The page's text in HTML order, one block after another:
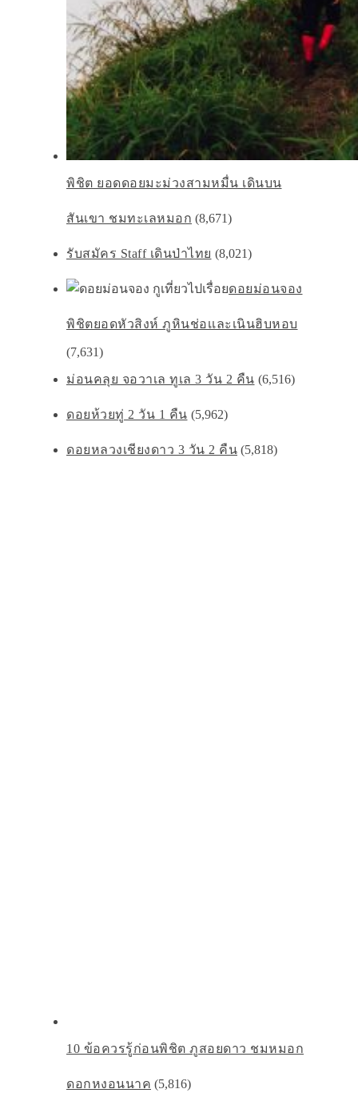
พิชิต ยอดดอยมะม่วงสามหมื่น เดินบน
สันเขา ชมทะเลหมอก (8,671)
รับสมัคร Staff เดินป่าไทย (8,021)
ดอยม่อนจอง
พิชิตยอดหัวสิงห์ ภูหินช่อเเละเนินฮิบหอบ
(7,631)
ม่อนคลุย จอวาเล ทูเล 3 วัน 2 คืน (6,516)
ดอยห้วยทู่ 2 วัน 1 คืน (5,962)
ดอยหลวงเชียงดาว 3 วัน 2 คืน (5,818)
10 ข้อควรรู้ก่อนพิชิต ภูสอยดาว ชมหมอก
ดอกหงอนนาค (5,816)